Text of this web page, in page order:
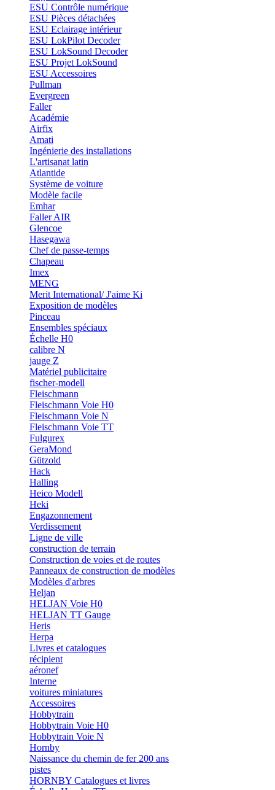
ESU Contrôle numérique
ESU Pièces détachées
ESU Eclairage intérieur
ESU LokPilot Decoder
ESU LokSound Decoder
ESU Projet LokSound
ESU Accessoires
Pullman
Evergreen
Faller
Académie
Airfix
Amati
Ingénierie des installations
L'artisanat latin
Atlantide
Système de voiture
Modèle facile
Emhar
Faller AIR
Glencoe
Hasegawa
Chef de passe-temps
Chapeau
Imex
MENG
Merit International/ J'aime Ki
Exposition de modèles
Pinceau
Ensembles spéciaux
Échelle H0
calibre N
jauge Z
Matériel publicitaire
fischer-modell
Fleischmann
Fleischmann Voie H0
Fleischmann Voie N
Fleischmann Voie TT
Fulgurex
GeraMond
Gützold
Hack
Halling
Heico Modell
Heki
Engazonnement
Verdissement
Ligne de ville
construction de terrain
Construction de voies et de routes
Panneaux de construction de modèles
Modèles d'arbres
Heljan
HELJAN Voie H0
HELJAN TT Gauge
Heris
Herpa
Livres et catalogues
récipient
aéronef
Interne
voitures miniatures
Accessoires
Hobbytrain
Hobbytrain Voie H0
Hobbytrain Voie N
Hornby
Naissance du chemin de fer 200 ans
pistes
HORNBY Catalogues et livres